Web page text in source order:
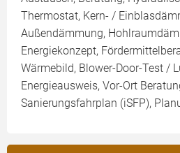
Thermostat, Kern- /
Außendämmung,
Energiekonzept,
Wärmebild, Blower-Door-Test /
Energieausweis, Vor-Ort
Sanierungsfahrplan (iSFP),